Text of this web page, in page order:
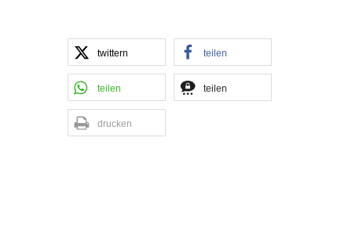
twittern teilen
teilen teilen
drucken